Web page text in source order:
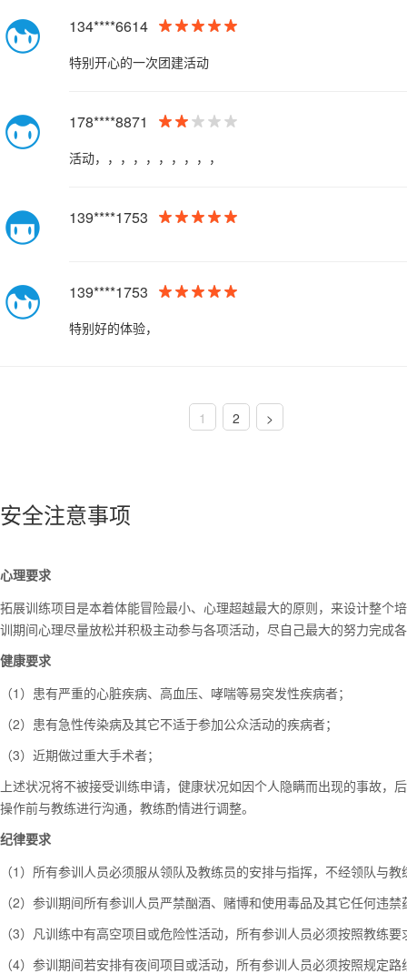
134****6614
特别开心的一次团建活动
178****8871
活动，，，，，，，，，，
139****1753
139****1753
特别好的体验，
1 2 >
安全注意事项
心理要求
拓展训练项目是本着体能冒险最小、心理超越最大的原则，来设计整个
训期间心理尽量放松并积极主动参与各项活动，尽自己最大的努力完成
健康要求
（1）患有严重的心脏疾病、高血压、哮喘等易突发性疾病者；
（2）患有急性传染病及其它不适于参加公众活动的疾病者；
（3）近期做过重大手术者；
上述状况将不被接受训练申请，健康状况如因个人隐瞒而出现的事故，
操作前与教练进行沟通，教练酌情进行调整。
纪律要求
（1）所有参训人员必须服从领队及教练员的安排与指挥，不经领队与
（2）参训期间所有参训人员严禁酗酒、赌博和使用毒品及其它任何违禁
（3）凡训练中有高空项目或危险性活动，所有参训人员必须按照教练
（4）参训期间若安排有夜间项目或活动，所有参训人员必须按照规定